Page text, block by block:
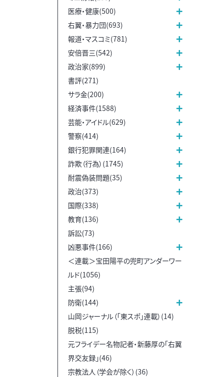
医療・健康(500)
右翼・暴力団(693)
報道・マスコミ(781)
安倍晋三(542)
政治家(899)
書評(271)
サラ金(200)
経済事件(1588)
芸能・アイドル(629)
警察(414)
銀行犯罪関連(164)
詐欺（行為）(1745)
耐震偽装問題(35)
政治(373)
国際(338)
教育(136)
訴訟(73)
凶悪事件(166)
＜連載＞宝田陽平の兜町アンダーワー
ルド(1056)
主張(94)
防衛(144)
山岡ジャーナル（「東スポ」連載）(14)
脱税(115)
元フライデー名物記者・新藤厚の「右翼
界交友録」(46)
宗教法人（学会が除く）(36)